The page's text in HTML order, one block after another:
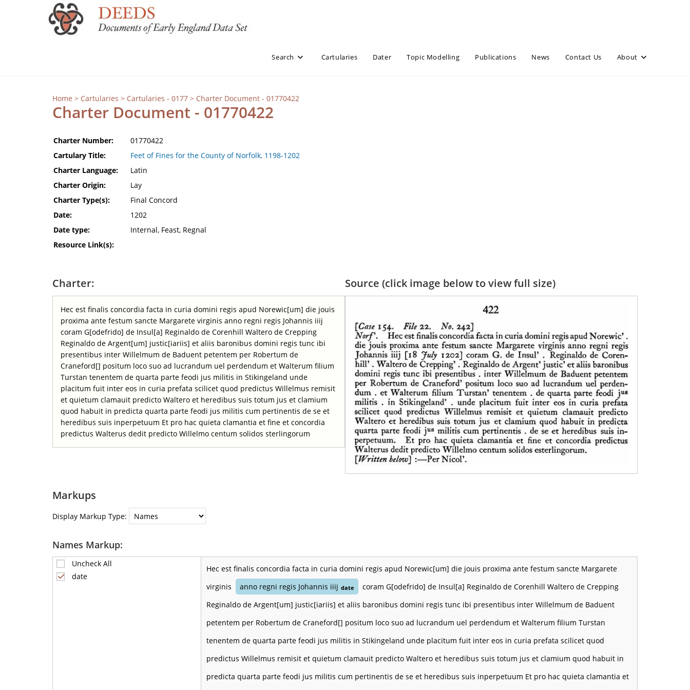
Search Cartularies Dater Topic Modelling Publications News Contact Us About
Home > Cartularies > Cartularies - 0177 > Charter Document - 01770422
Charter Document - 01770422
Charter Number:
01770422
Cartulary Title:
Feet of Fines for the County of Norfolk, 1198-1202
Charter Language:
Latin
Charter Origin:
Lay
Charter Type(s):
Final Concord
Date:
1202
Date type:
Internal, Feast, Regnal
Resource Link(s):
Charter:
Hec est finalis concordia facta in curia domini regis apud Norewic[um] die jouis
proxima ante festum sancte Margarete virginis anno regni regis Johannis iiij
coram G[odefrido] de Insul[a] Reginaldo de Corenhill Waltero de Crepping
Reginaldo de Argent[um] justic[iariis] et aliis baronibus domini regis tunc ibi
presentibus inter Willelmum de Baduent petentem per Robertum de
Craneford[] positum loco suo ad lucrandum uel perdendum et Walterum filium
Turstan tenentem de quarta parte feodi jus militis in Stikingeland unde
placitum fuit inter eos in curia prefata scilicet quod predictus Willelmus remisit
et quietum clamauit predicto Waltero et heredibus suis totum jus et clamium
quod habuit in predicta quarta parte feodi jus militis cum pertinentis de se et
heredibus suis inperpetuum Et pro hac quieta clamantia et fine et concordia
predictus Walterus dedit predicto Willelmo centum solidos sterlingorum
Source (click image below to view full size)
Markups
Display Markup Type:
Names Markup:
Uncheck All
date
Hec est finalis concordia facta in curia domini regis apud Norewic[um] die jouis proxima ante festum sancte Margarete
virginis
anno regni regis Johannis iiij date
coram G[odefrido] de Insul[a] Reginaldo de Corenhill Waltero de Crepping
Reginaldo de Argent[um] justic[iariis] et aliis baronibus domini regis tunc ibi presentibus inter Willelmum de Baduent
petentem per Robertum de Craneford[] positum loco suo ad lucrandum uel perdendum et Walterum filium Turstan
tenentem de quarta parte feodi jus militis in Stikingeland unde placitum fuit inter eos in curia prefata scilicet quod
predictus Willelmus remisit et quietum clamauit predicto Waltero et heredibus suis totum jus et clamium quod habuit in
predicta quarta parte feodi jus militis cum pertinentis de se et heredibus suis inperpetuum Et pro hac quieta clamantia et